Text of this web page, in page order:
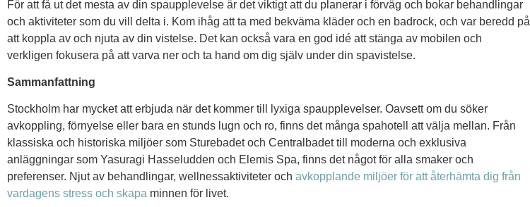
För att få ut det mesta av din spaupplevelse är det viktigt att du planerar i förväg och bokar behandlingar
och aktiviteter som du vill delta i. Kom ihåg att ta med bekväma kläder och en badrock, och var beredd på
att koppla av och njuta av din vistelse. Det kan också vara en god idé att stänga av mobilen och
verkligen fokusera på att varva ner och ta hand om dig själv under din spavistelse.
Sammanfattning
Stockholm har mycket att erbjuda när det kommer till lyxiga spaupplevelser. Oavsett om du söker
avkoppling, förnyelse eller bara en stunds lugn och ro, finns det många spahotell att välja mellan. Från
klassiska och historiska miljöer som Sturebadet och Centralbadet till moderna och exklusiva
anläggningar som Yasuragi Hasseludden och Elemis Spa, finns det något för alla smaker och
preferenser. Njut av behandlingar, wellnessaktiviteter och avkopplande miljöer för att återhämta dig från
vardagens stress och skapa minnen för livet.